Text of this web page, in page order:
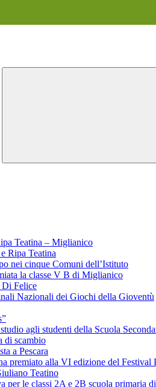
Teatina – Miglianico
Ripa Teatina
nei cinque Comuni dell’Istituto
la classe V B di Miglianico
Di Felice
Nazionali dei Giochi della Gioventù
agli studenti della Scuola
di scambio
a Pescara
premiato alla VI edizione del Festival
Teatino
le classi 2A e 2B scuola primaria